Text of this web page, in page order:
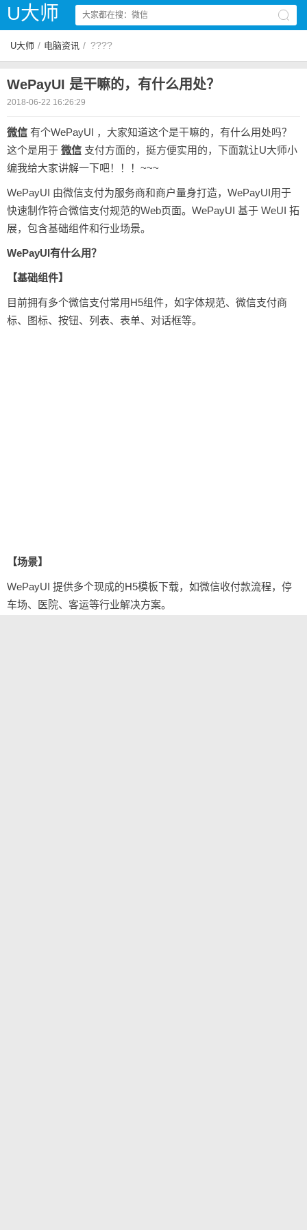
U大师
U大师 / 电脑资讯 / ????
WePayUI 是干嘛的，有什么用处？
2018-06-22 16:26:29
微信 有个WePayUI ，大家知道这个是干嘛的，有什么用处吗？
这个是用于 微信 支付方面的，挺方便实用的，下面就让U大师小
编我给大家讲解一下吧！！！~~~
WePayUI 由微信支付为服务商和商户量身打造，WePayUI用于
快速制作符合微信支付规范的Web页面。WePayUI 基于 WeUI 拓
展，包含基础组件和行业场景。
WePayUI有什么用？
【基础组件】
目前拥有多个微信支付常用H5组件，如字体规范、微信支付商
标、图标、按钮、列表、表单、对话框等。
【场景】
WePayUI 提供多个现成的H5模板下载，如微信收付款流程，停
车场、医院、客运等行业解决方案。